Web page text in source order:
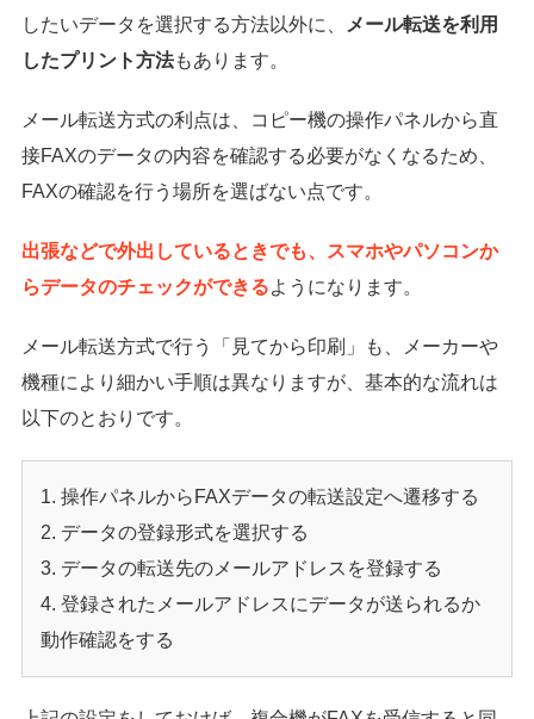
したいデータを選択する方法以外に、
メール転送を利用
したプリント方法もあります。
メール転送方式の利点は、コピー機の操作パネルから直
接FAXのデータの内容を確認する必要がなくなるため、
FAXの確認を行う場所を選ばない点です。
出張などで外出しているときでも、スマホやパソコンか
らデータのチェックができるようになります。
メール転送方式で行う「見てから印刷」も、メーカーや
機種により細かい手順は異なりますが、基本的な流れは
以下のとおりです。
操作パネルからFAXデータの転送設定へ遷移する
データの登録形式を選択する
データの転送先のメールアドレスを登録する
登録されたメールアドレスにデータが送られるか
動作確認をする